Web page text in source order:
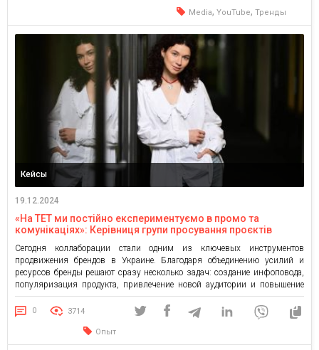
Media, YouTube, Тренды
Кейсы
19.12.2024
«На ТЕТ ми постійно експериментуємо в промо та
комунікаціях»: Керівниця групи просування проєктів
телеканалу Анна Береза про силу колаборацій для
брендів
Сегодня коллаборации стали одним из ключевых инструментов
продвижения брендов в Украине. Благодаря объединению усилий и
ресурсов бренды решают сразу несколько задач: создание инфоповода,
популяризация продукта, привлечение новой аудитории и повышение
лояльности. Также это отличная возможность выйти за пределы
стандартов своей сферы. Хотя мы на телеканале ТЕТ стараемся это
0 3714
Опыт